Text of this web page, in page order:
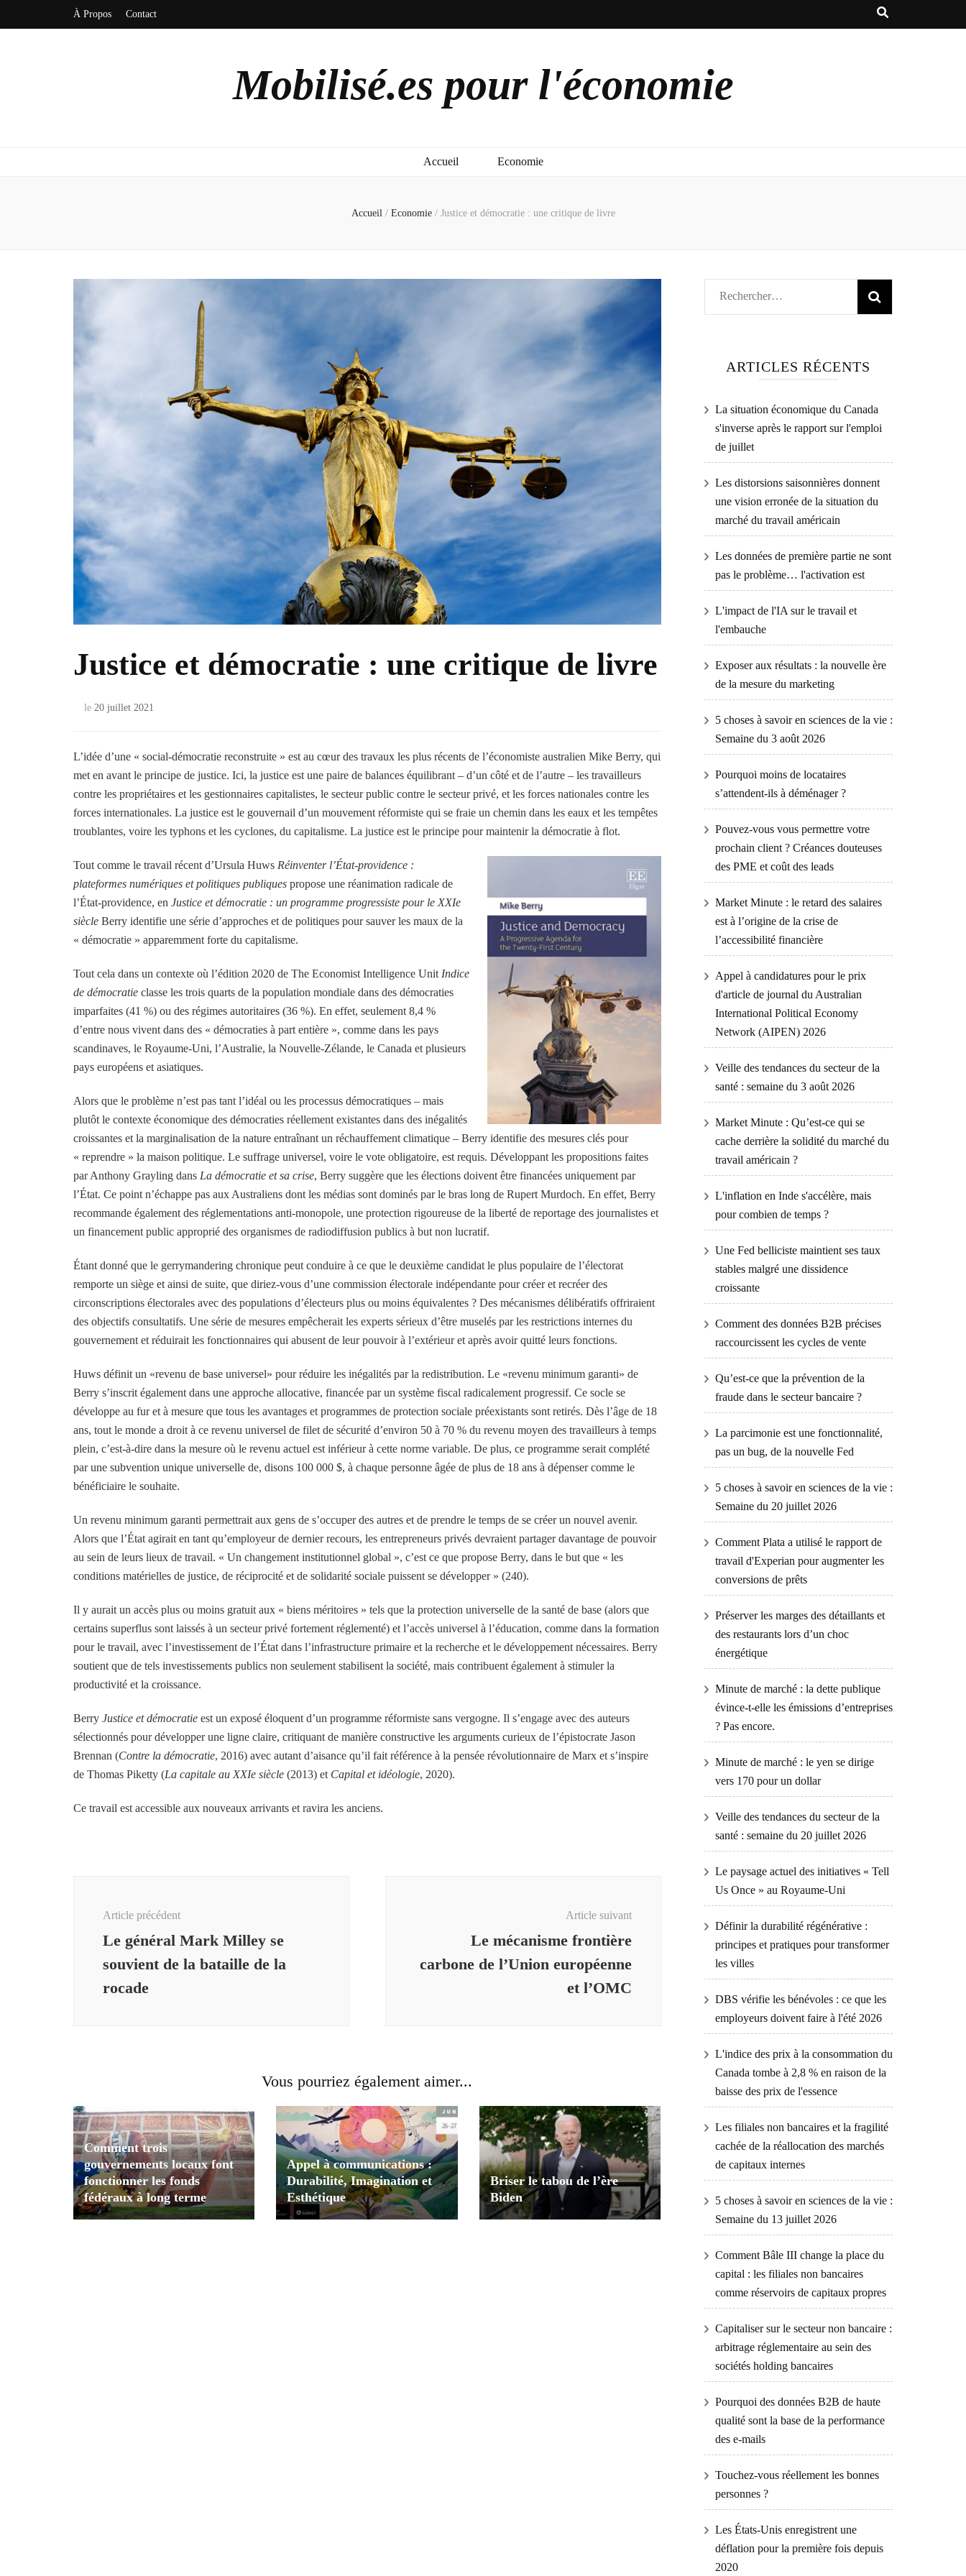
À Propos Contact
Mobilisé.es pour l'économie
Accueil Economie
Accueil / Economie / Justice et démocratie : une critique de livre
Justice et démocratie : une critique de livre
le 20 juillet 2021
L’idée d’une « social-démocratie reconstruite » est au cœur des travaux les plus récents de l’économiste australien Mike Berry, qui
met en avant le principe de justice. Ici, la justice est une paire de balances équilibrant – d’un côté et de l’autre – les travailleurs
contre les propriétaires et les gestionnaires capitalistes, le secteur public contre le secteur privé, et les forces nationales contre les
forces internationales. La justice est le gouvernail d’un mouvement réformiste qui se fraie un chemin dans les eaux et les tempêtes
troublantes, voire les typhons et les cyclones, du capitalisme. La justice est le principe pour maintenir la démocratie à flot.
Tout comme le travail récent d’Ursula Huws Réinventer l’État-providence :
plateformes numériques et politiques publiques propose une réanimation radicale de
l’État-providence, en Justice et démocratie : un programme progressiste pour le XXIe
siècle Berry identifie une série d’approches et de politiques pour sauver les maux de la
« démocratie » apparemment forte du capitalisme.
Tout cela dans un contexte où l’édition 2020 de The Economist Intelligence Unit Indice
de démocratie classe les trois quarts de la population mondiale dans des démocraties
imparfaites (41 %) ou des régimes autoritaires (36 %). En effet, seulement 8,4 %
d’entre nous vivent dans des « démocraties à part entière », comme dans les pays
scandinaves, le Royaume-Uni, l’Australie, la Nouvelle-Zélande, le Canada et plusieurs
pays européens et asiatiques.
Alors que le problème n’est pas tant l’idéal ou les processus démocratiques – mais
plutôt le contexte économique des démocraties réellement existantes dans des inégalités
croissantes et la marginalisation de la nature entraînant un réchauffement climatique – Berry identifie des mesures clés pour
« reprendre » la maison politique. Le suffrage universel, voire le vote obligatoire, est requis. Développant les propositions faites
par Anthony Grayling dans La démocratie et sa crise, Berry suggère que les élections doivent être financées uniquement par
l’État. Ce point n’échappe pas aux Australiens dont les médias sont dominés par le bras long de Rupert Murdoch. En effet, Berry
recommande également des réglementations anti-monopole, une protection rigoureuse de la liberté de reportage des journalistes et
un financement public approprié des organismes de radiodiffusion publics à but non lucratif.
Étant donné que le gerrymandering chronique peut conduire à ce que le deuxième candidat le plus populaire de l’électorat
remporte un siège et ainsi de suite, que diriez-vous d’une commission électorale indépendante pour créer et recréer des
circonscriptions électorales avec des populations d’électeurs plus ou moins équivalentes ? Des mécanismes délibératifs offriraient
des objectifs consultatifs. Une série de mesures empêcherait les experts sérieux d’être muselés par les restrictions internes du
gouvernement et réduirait les fonctionnaires qui abusent de leur pouvoir à l’extérieur et après avoir quitté leurs fonctions.
Huws définit un «revenu de base universel» pour réduire les inégalités par la redistribution. Le «revenu minimum garanti» de
Berry s’inscrit également dans une approche allocative, financée par un système fiscal radicalement progressif. Ce socle se
développe au fur et à mesure que tous les avantages et programmes de protection sociale préexistants sont retirés. Dès l’âge de 18
ans, tout le monde a droit à ce revenu universel de filet de sécurité d’environ 50 à 70 % du revenu moyen des travailleurs à temps
plein, c’est-à-dire dans la mesure où le revenu actuel est inférieur à cette norme variable. De plus, ce programme serait complété
par une subvention unique universelle de, disons 100 000 $, à chaque personne âgée de plus de 18 ans à dépenser comme le
bénéficiaire le souhaite.
Un revenu minimum garanti permettrait aux gens de s’occuper des autres et de prendre le temps de se créer un nouvel avenir.
Alors que l’État agirait en tant qu’employeur de dernier recours, les entrepreneurs privés devraient partager davantage de pouvoir
au sein de leurs lieux de travail. « Un changement institutionnel global », c’est ce que propose Berry, dans le but que « les
conditions matérielles de justice, de réciprocité et de solidarité sociale puissent se développer » (240).
Il y aurait un accès plus ou moins gratuit aux « biens méritoires » tels que la protection universelle de la santé de base (alors que
certains superflus sont laissés à un secteur privé fortement réglementé) et l’accès universel à l’éducation, comme dans la formation
pour le travail, avec l’investissement de l’État dans l’infrastructure primaire et la recherche et le développement nécessaires. Berry
soutient que de tels investissements publics non seulement stabilisent la société, mais contribuent également à stimuler la
productivité et la croissance.
Berry Justice et démocratie est un exposé éloquent d’un programme réformiste sans vergogne. Il s’engage avec des auteurs
sélectionnés pour développer une ligne claire, critiquant de manière constructive les arguments curieux de l’épistocrate Jason
Brennan (Contre la démocratie, 2016) avec autant d’aisance qu’il fait référence à la pensée révolutionnaire de Marx et s’inspire
de Thomas Piketty (La capitale au XXIe siècle (2013) et Capital et idéologie, 2020).
Ce travail est accessible aux nouveaux arrivants et ravira les anciens.
Article précédent
Le général Mark Milley se
souvient de la bataille de la
rocade
Article suivant
Le mécanisme frontière
carbone de l’Union européenne
et l’OMC
Vous pourriez également aimer...
Comment trois
gouvernements locaux font
fonctionner les fonds
fédéraux à long terme
Appel à communications :
Durabilité, Imagination et
Esthétique
Briser le tabou de l’ère
Biden
Rechercher :
ARTICLES RÉCENTS
La situation économique du Canada
s'inverse après le rapport sur l'emploi
de juillet
Les distorsions saisonnières donnent
une vision erronée de la situation du
marché du travail américain
Les données de première partie ne sont
pas le problème… l'activation est
L'impact de l'IA sur le travail et
l'embauche
Exposer aux résultats : la nouvelle ère
de la mesure du marketing
5 choses à savoir en sciences de la vie :
Semaine du 3 août 2026
Pourquoi moins de locataires
s’attendent-ils à déménager ?
Pouvez-vous vous permettre votre
prochain client ? Créances douteuses
des PME et coût des leads
Market Minute : le retard des salaires
est à l’origine de la crise de
l’accessibilité financière
Appel à candidatures pour le prix
d'article de journal du Australian
International Political Economy
Network (AIPEN) 2026
Veille des tendances du secteur de la
santé : semaine du 3 août 2026
Market Minute : Qu’est-ce qui se
cache derrière la solidité du marché du
travail américain ?
L'inflation en Inde s'accélère, mais
pour combien de temps ?
Une Fed belliciste maintient ses taux
stables malgré une dissidence
croissante
Comment des données B2B précises
raccourcissent les cycles de vente
Qu’est-ce que la prévention de la
fraude dans le secteur bancaire ?
La parcimonie est une fonctionnalité,
pas un bug, de la nouvelle Fed
5 choses à savoir en sciences de la vie :
Semaine du 20 juillet 2026
Comment Plata a utilisé le rapport de
travail d'Experian pour augmenter les
conversions de prêts
Préserver les marges des détaillants et
des restaurants lors d’un choc
énergétique
Minute de marché : la dette publique
évince-t-elle les émissions d’entreprises
? Pas encore.
Minute de marché : le yen se dirige
vers 170 pour un dollar
Veille des tendances du secteur de la
santé : semaine du 20 juillet 2026
Le paysage actuel des initiatives « Tell
Us Once » au Royaume-Uni
Définir la durabilité régénérative :
principes et pratiques pour transformer
les villes
DBS vérifie les bénévoles : ce que les
employeurs doivent faire à l'été 2026
L'indice des prix à la consommation du
Canada tombe à 2,8 % en raison de la
baisse des prix de l'essence
Les filiales non bancaires et la fragilité
cachée de la réallocation des marchés
de capitaux internes
5 choses à savoir en sciences de la vie :
Semaine du 13 juillet 2026
Comment Bâle III change la place du
capital : les filiales non bancaires
comme réservoirs de capitaux propres
Capitaliser sur le secteur non bancaire :
arbitrage réglementaire au sein des
sociétés holding bancaires
Pourquoi des données B2B de haute
qualité sont la base de la performance
des e-mails
Touchez-vous réellement les bonnes
personnes ?
Les États-Unis enregistrent une
déflation pour la première fois depuis
2020